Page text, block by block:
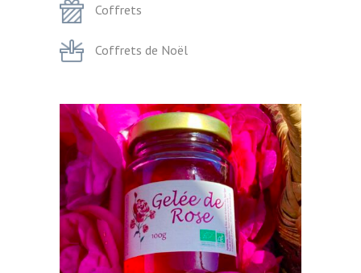
Coffrets
Coffrets de Noël